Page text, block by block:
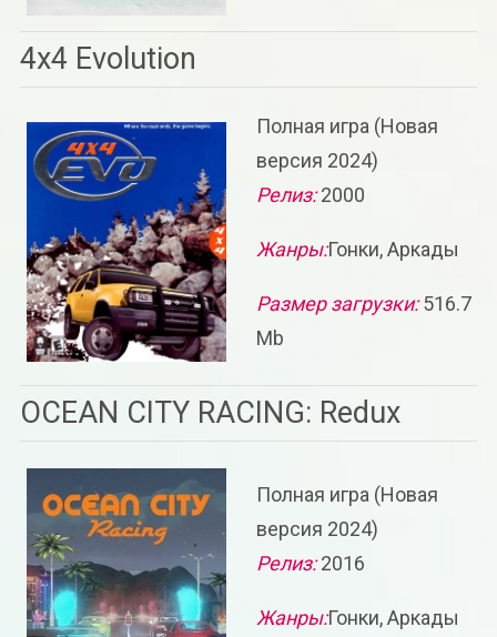
4x4 Evolution
Полная игра (Новая
версия 2024)
Релиз:2000
Жанры:Гонки, Аркады
Размер загрузки:516.7
Mb
OCEAN CITY RACING: Redux
Полная игра (Новая
версия 2024)
Релиз:2016
Жанры:Гонки, Аркады